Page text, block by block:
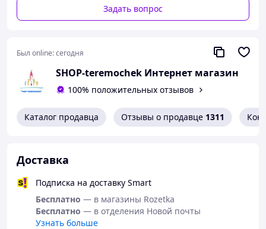
Задать вопрос
Был online:сегодня
SHOP-teremochek Интернет магазин
100% положительных отзывов
Каталог продавца Отзывы о продавце 1311
Доставка
Подписка на доставку Smart
Бесплатно — в магазины Rozetka
Бесплатно — в отделения Новой почты
Узнать больше